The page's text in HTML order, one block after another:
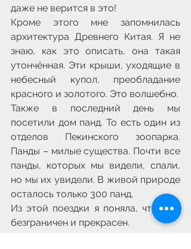
даже не верится в это!
Кроме этого мне запомнилась
архитектура Древнего Китая. Я не
знаю, как это описать, она такая
утончённая. Эти крыши, уходящие в
небесный купол, преобладание
красного и золотого. Это волшебно.
Также в последний день мы
посетили дом панд. То есть один из
отделов Пекинского зоопарка.
Панды – милые существа. Почти все
панды, которых мы видели, спали,
но мы их увидели. В живой природе
осталось только 300 панд.
Из этой поездки я поняла, что мир
безграничен и прекрасен.